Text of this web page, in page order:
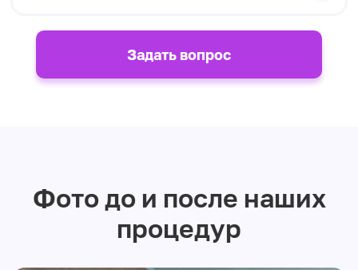
Задать вопрос
Фото до и после наших
процедур